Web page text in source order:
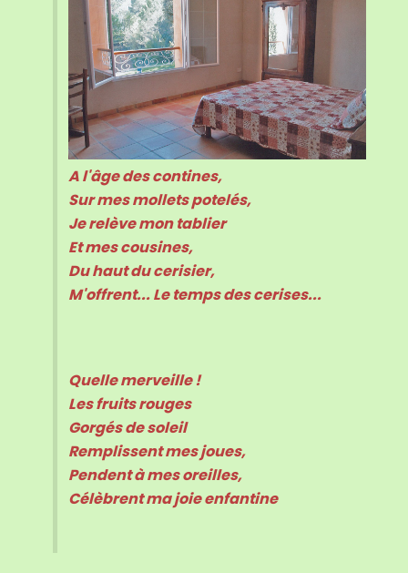
A l'âge des contines,
Sur mes mollets potelés,
Je relève mon tablier
Et mes cousines,
Du haut du cerisier,
M'offrent... Le temps des cerises...
Quelle merveille !
Les fruits rouges
Gorgés de soleil
Remplissent mes joues,
Pendent à mes oreilles,
Célèbrent ma joie enfantine